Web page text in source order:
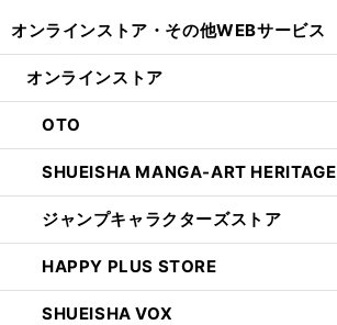
オンラインストア・ その他WEBサービス
オンラインストア
OTO
SHUEISHA MANGA-ART HERITAGE
ジャンプキャラクターズストア
HAPPY PLUS STORE
SHUEISHA VOX